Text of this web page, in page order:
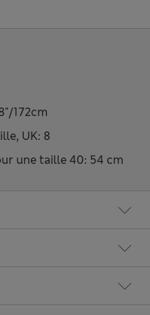
172cm
UK: 8
une taille 40: 54 cm